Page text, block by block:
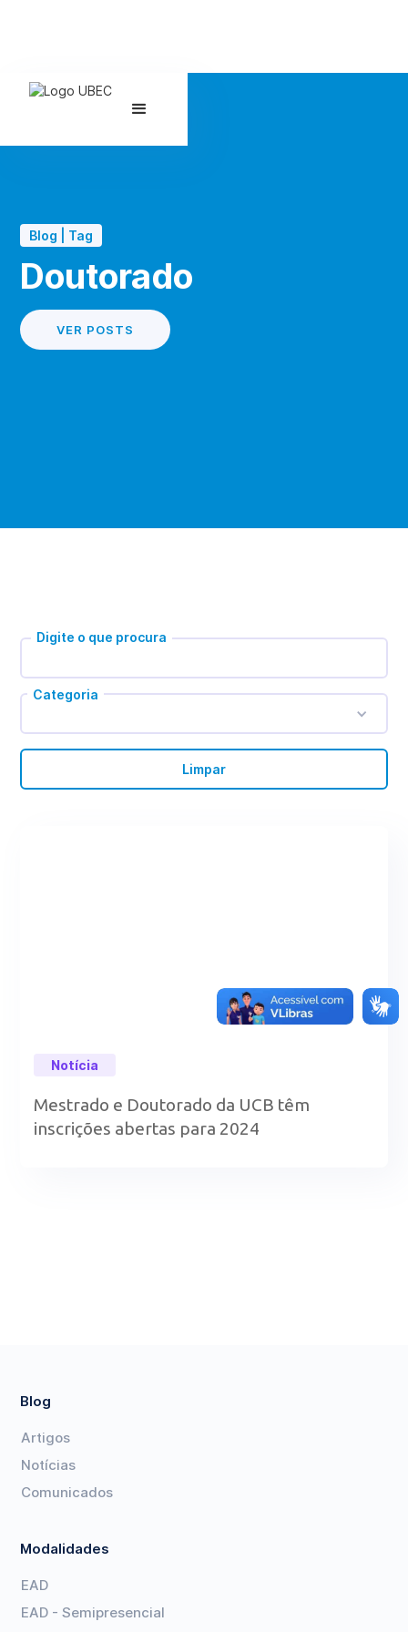
Blog | Tag
Doutorado
VER POSTS
Digite o que procura
Categoria
Limpar
Notícia
Mestrado e Doutorado da UCB têm
inscrições abertas para 2024
Blog
Artigos
Notícias
Comunicados
Modalidades
EAD
EAD - Semipresencial